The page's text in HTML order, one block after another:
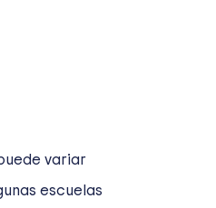
variar
escuelas